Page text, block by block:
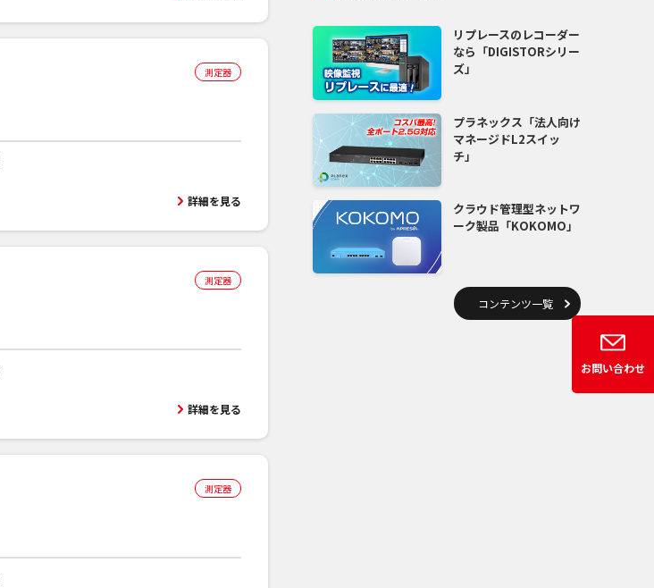
お問い合わせ
測定器
詳細を見る
測定器
詳細を見る
測定器
リプレースのレコーダー
なら「DIGISTORシリー
ズ」
プラネックス「法人向け
マネージドL2スイッ
チ」
クラウド管理型ネットワ
ーク製品「KOKOMO」
コンテンツ一覧